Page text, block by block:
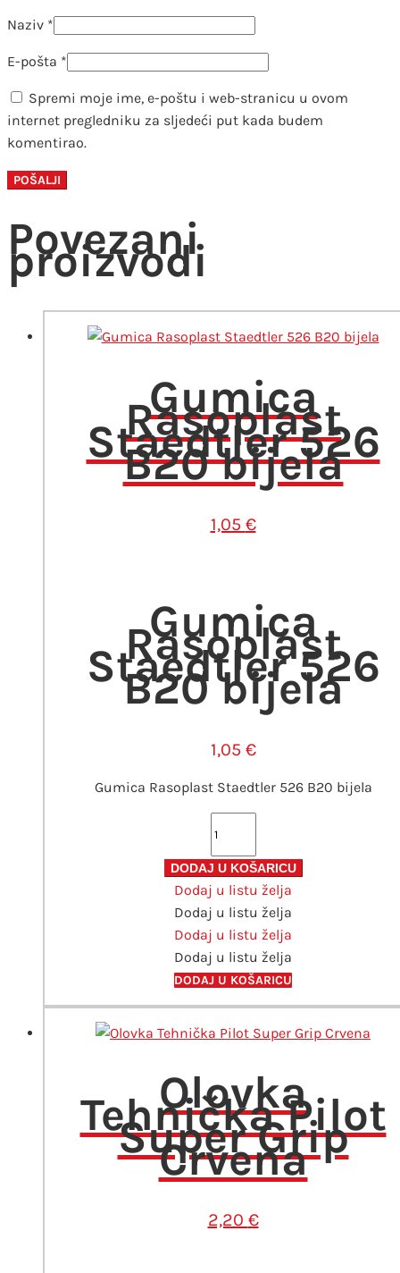
Naziv *
E-pošta *
Spremi moje ime, e-poštu i web-stranicu u ovom
internet pregledniku za sljedeći put kada budem
komentirao.
Povezani
proizvodi
Gumica
Rasoplast
Staedtler 526
B20 bijela
1,05 €
Gumica
Rasoplast
Staedtler 526
B20 bijela
1,05 €
Gumica Rasoplast Staedtler 526 B20 bijela
Staedtler
526
B20
bijela
količina
DODAJ U KOŠARICU
Dodaj u listu želja
Dodaj u listu želja
Dodaj u listu želja
Dodaj u listu želja
DODAJ U KOŠARICU
Olovka
Tehnička Pilot
Super Grip
Crvena
2,20 €